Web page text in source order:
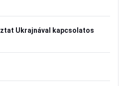
Ukrajnával kapcsolatos